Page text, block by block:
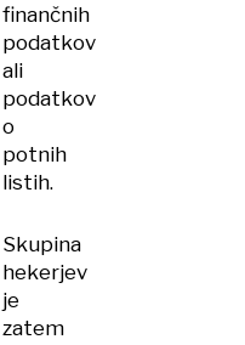
finančnih
podatkov
ali
podatkov
o
potnih
listih.
Skupina
hekerjev
je
zatem